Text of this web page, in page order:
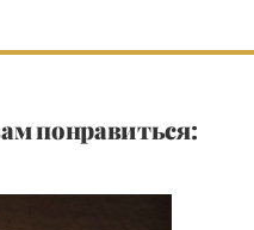
понравиться: